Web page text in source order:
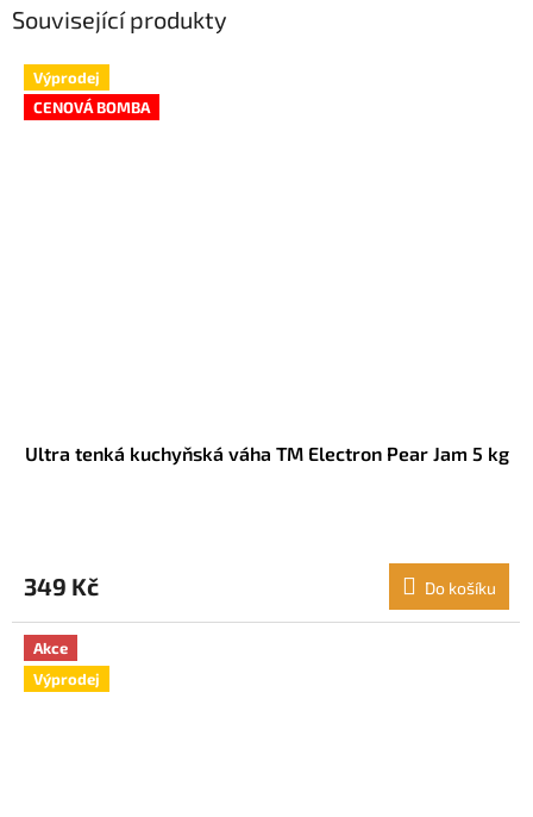
Související produkty
Výprodej
CENOVÁ BOMBA
Ultra tenká kuchyňská váha TM Electron Pear Jam 5 kg
349 Kč Do košíku
Akce
Výprodej